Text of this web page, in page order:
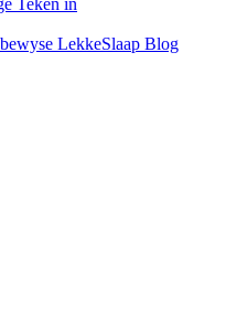
LekkeSlaap Blog